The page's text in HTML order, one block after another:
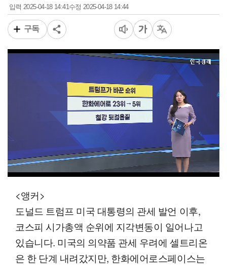
입력 2025-04-18 14:41 수정 2025-04-18 14:44
구독
<앵커>
도널드 트럼프 미국 대통령의 관세 발언 이후,
코스피 시가총액 순위에 지각변동이 일어나고
있습니다. 미국의 의약품 관세 우려에 셀트리온
은 한 단계 내려갔지만, 한화에어로스페이스는